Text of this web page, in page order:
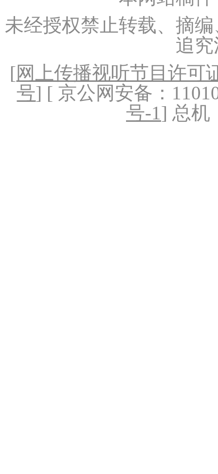
未经授权禁止转载、摘
追
[网上传播视听节目许可
号] [ 京公网安备：
号-1] 总机